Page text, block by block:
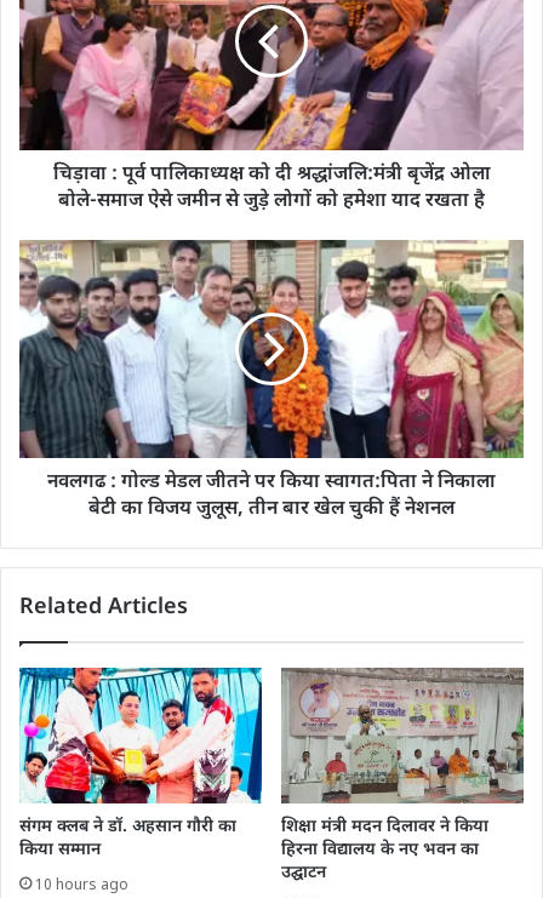
चिड़ावा : पूर्व पालिकाध्यक्ष को दी श्रद्धांजलि:मंत्री बृजेंद्र ओला
बोले-समाज ऐसे जमीन से जुड़े लोगों को हमेशा याद रखता है
नवलगढ : गोल्ड मेडल जीतने पर किया स्वागत:पिता ने निकाला
बेटी का विजय जुलूस, तीन बार खेल चुकी हैं नेशनल
Related Articles
संगम क्लब ने डॉ. अहसान गौरी का
किया सम्मान
10 hours ago
शिक्षा मंत्री मदन दिलावर ने किया
हिरना विद्यालय के नए भवन का
उद्घाटन